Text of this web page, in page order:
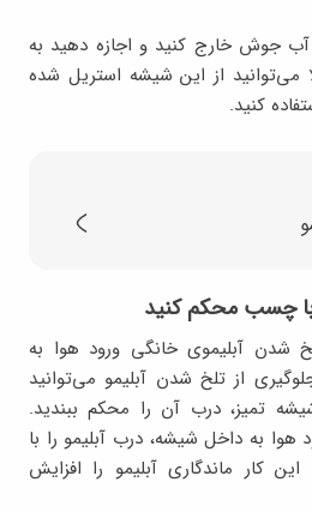
آب جوش خارج کنید و اجازه دهید به
از این شیشه استریل شده
کنید.
شدن آبلیموی خانگی ورود هوا به
از تلخ شدن آبلیمو می‌توانید
تمیز، درب آن را محکم ببندید.
به داخل شیشه، درب آبلیمو را با
کار ماندگاری آبلیمو را افزایش